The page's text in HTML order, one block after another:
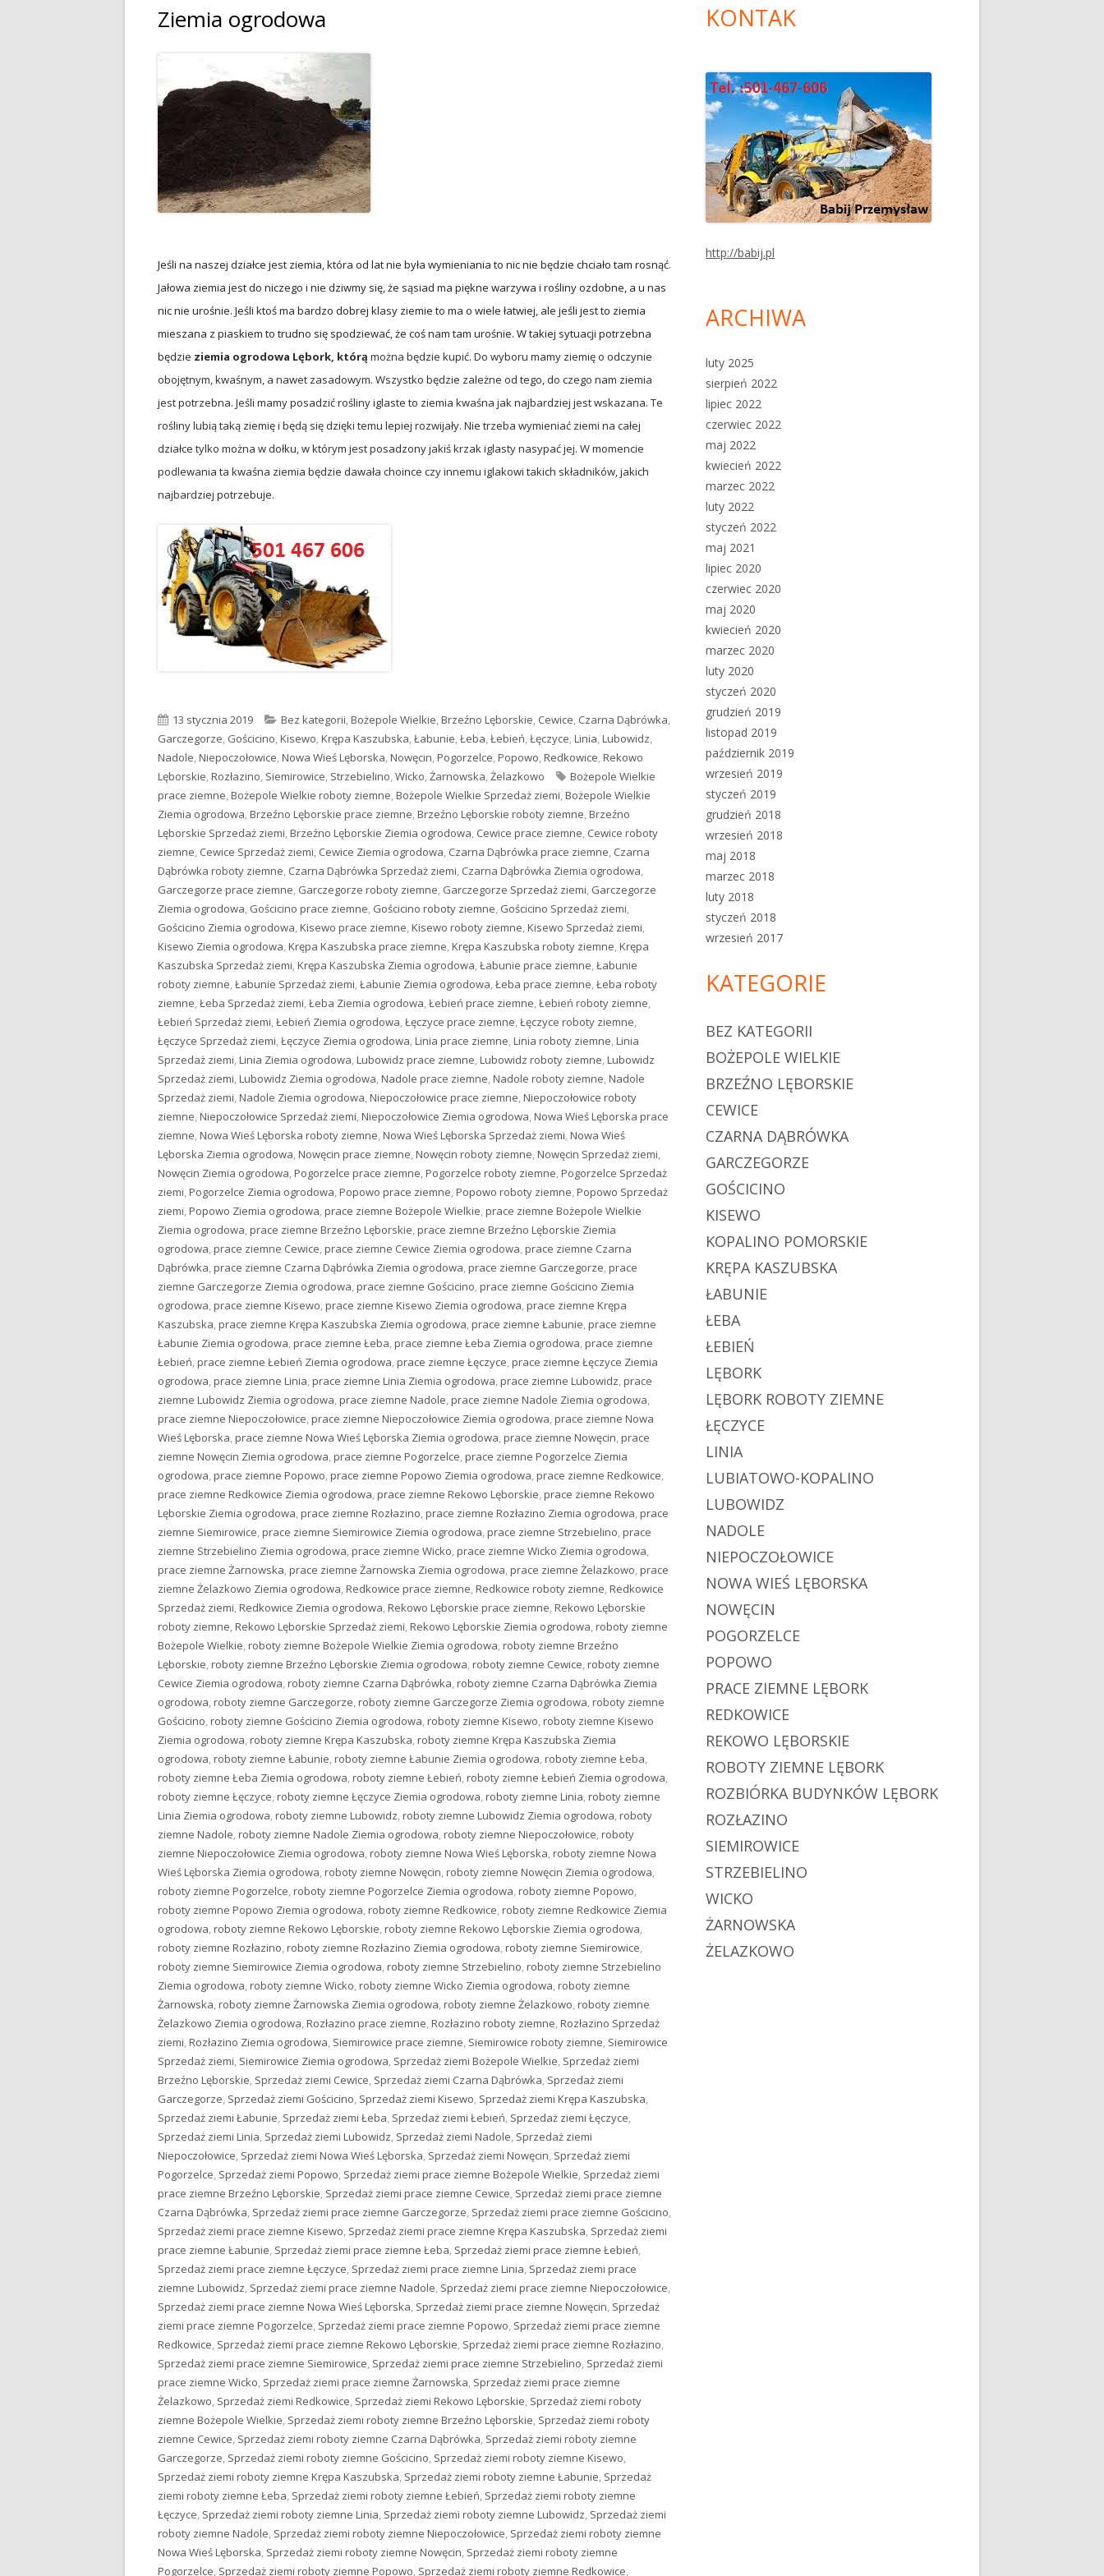
Ziemia ogrodowa
Jeśli na naszej działce jest ziemia, która od lat nie była wymieniania to nic nie będzie chciało tam rosnąć.
Jałowa ziemia jest do niczego i nie dziwmy się, że sąsiad ma piękne warzywa i rośliny ozdobne, a u nas
nic nie urośnie. Jeśli ktoś ma bardzo dobrej klasy ziemie to ma o wiele łatwiej, ale jeśli jest to ziemia
mieszana z piaskiem to trudno się spodziewać, że coś nam tam urośnie. W takiej sytuacji potrzebna
będzie ziemia ogrodowa Lębork, którą można będzie kupić. Do wyboru mamy ziemię o odczynie
obojętnym, kwaśnym, a nawet zasadowym. Wszystko będzie zależne od tego, do czego nam ziemia
jest potrzebna. Jeśli mamy posadzić rośliny iglaste to ziemia kwaśna jak najbardziej jest wskazana. Te
rośliny lubią taką ziemię i będą się dzięki temu lepiej rozwijały. Nie trzeba wymieniać ziemi na całej
działce tylko można w dołku, w którym jest posadzony jakiś krzak iglasty nasypać jej. W momencie
podlewania ta kwaśna ziemia będzie dawała choince czy innemu iglakowi takich składników, jakich
najbardziej potrzebuje.
Opublikowano
13 stycznia 2019 Kategorie
Bez kategorii,Bożepole Wielkie,Brzeźno Lęborskie, Cewice, Czarna Dąbrówka,
Garczegorze, Gościcino,Kisewo,Krępa Kaszubska,Łabunie,Łeba,Łebień,Łęczyce,Linia,Lubowidz,
Nadole,Niepoczołowice,Nowa Wieś Lęborska,Nowęcin,Pogorzelce,Popowo,Redkowice,Rekowo
Lęborskie,Rozłazino, Siemirowice, Strzebielino,Wicko,Żarnowska,Żelazkowo Tagi
Bożepole Wielkie
prace ziemne,Bożepole Wielkie roboty ziemne,Bożepole Wielkie Sprzedaż ziemi,Bożepole Wielkie
Ziemia ogrodowa,Brzeźno Lęborskie prace ziemne,Brzeźno Lęborskie roboty ziemne,Brzeźno
Lęborskie Sprzedaż ziemi,Brzeźno Lęborskie Ziemia ogrodowa, Cewice prace ziemne, Cewice roboty
ziemne, Cewice Sprzedaż ziemi, Cewice Ziemia ogrodowa, Czarna Dąbrówka prace ziemne, Czarna
Dąbrówka roboty ziemne, Czarna Dąbrówka Sprzedaż ziemi, Czarna Dąbrówka Ziemia ogrodowa,
Garczegorze prace ziemne, Garczegorze roboty ziemne, Garczegorze Sprzedaż ziemi, Garczegorze
Ziemia ogrodowa, Gościcino prace ziemne, Gościcino roboty ziemne, Gościcino Sprzedaż ziemi,
Gościcino Ziemia ogrodowa,Kisewo prace ziemne,Kisewo roboty ziemne,Kisewo Sprzedaż ziemi,
Kisewo Ziemia ogrodowa,Krępa Kaszubska prace ziemne,Krępa Kaszubska roboty ziemne,Krępa
Kaszubska Sprzedaż ziemi,Krępa Kaszubska Ziemia ogrodowa,Łabunie prace ziemne,Łabunie
roboty ziemne,Łabunie Sprzedaż ziemi,Łabunie Ziemia ogrodowa,Łeba prace ziemne,Łeba roboty
ziemne,Łeba Sprzedaż ziemi,Łeba Ziemia ogrodowa,Łebień prace ziemne,Łebień roboty ziemne,
Łebień Sprzedaż ziemi,Łebień Ziemia ogrodowa,Łęczyce prace ziemne,Łęczyce roboty ziemne,
Łęczyce Sprzedaż ziemi,Łęczyce Ziemia ogrodowa,Linia prace ziemne,Linia roboty ziemne,Linia
Sprzedaż ziemi,Linia Ziemia ogrodowa,Lubowidz prace ziemne,Lubowidz roboty ziemne,Lubowidz
Sprzedaż ziemi,Lubowidz Ziemia ogrodowa,Nadole prace ziemne,Nadole roboty ziemne,Nadole
Sprzedaż ziemi,Nadole Ziemia ogrodowa,Niepoczołowice prace ziemne,Niepoczołowice roboty
ziemne,Niepoczołowice Sprzedaż ziemi,Niepoczołowice Ziemia ogrodowa,Nowa Wieś Lęborska prace
ziemne,Nowa Wieś Lęborska roboty ziemne,Nowa Wieś Lęborska Sprzedaż ziemi,Nowa Wieś
Lęborska Ziemia ogrodowa,Nowęcin prace ziemne,Nowęcin roboty ziemne,Nowęcin Sprzedaż ziemi,
Nowęcin Ziemia ogrodowa,Pogorzelce prace ziemne,Pogorzelce roboty ziemne,Pogorzelce Sprzedaż
ziemi,Pogorzelce Ziemia ogrodowa,Popowo prace ziemne,Popowo roboty ziemne,Popowo Sprzedaż
ziemi,Popowo Ziemia ogrodowa,prace ziemne Bożepole Wielkie,prace ziemne Bożepole Wielkie
Ziemia ogrodowa,prace ziemne Brzeźno Lęborskie,prace ziemne Brzeźno Lęborskie Ziemia
ogrodowa,prace ziemne Cewice,prace ziemne Cewice Ziemia ogrodowa,prace ziemne Czarna
Dąbrówka,prace ziemne Czarna Dąbrówka Ziemia ogrodowa,prace ziemne Garczegorze,prace
ziemne Garczegorze Ziemia ogrodowa,prace ziemne Gościcino,prace ziemne Gościcino Ziemia
ogrodowa,prace ziemne Kisewo,prace ziemne Kisewo Ziemia ogrodowa,prace ziemne Krępa
Kaszubska,prace ziemne Krępa Kaszubska Ziemia ogrodowa,prace ziemne Łabunie,prace ziemne
Łabunie Ziemia ogrodowa,prace ziemne Łeba,prace ziemne Łeba Ziemia ogrodowa,prace ziemne
Łebień,prace ziemne Łebień Ziemia ogrodowa,prace ziemne Łęczyce,prace ziemne Łęczyce Ziemia
ogrodowa,prace ziemne Linia,prace ziemne Linia Ziemia ogrodowa,prace ziemne Lubowidz,prace
ziemne Lubowidz Ziemia ogrodowa,prace ziemne Nadole,prace ziemne Nadole Ziemia ogrodowa,
prace ziemne Niepoczołowice,prace ziemne Niepoczołowice Ziemia ogrodowa,prace ziemne Nowa
Wieś Lęborska,prace ziemne Nowa Wieś Lęborska Ziemia ogrodowa,prace ziemne Nowęcin,prace
ziemne Nowęcin Ziemia ogrodowa,prace ziemne Pogorzelce,prace ziemne Pogorzelce Ziemia
ogrodowa,prace ziemne Popowo,prace ziemne Popowo Ziemia ogrodowa,prace ziemne Redkowice,
prace ziemne Redkowice Ziemia ogrodowa,prace ziemne Rekowo Lęborskie,prace ziemne Rekowo
Lęborskie Ziemia ogrodowa,prace ziemne Rozłazino,prace ziemne Rozłazino Ziemia ogrodowa,prace
ziemne Siemirowice,prace ziemne Siemirowice Ziemia ogrodowa,prace ziemne Strzebielino,prace
ziemne Strzebielino Ziemia ogrodowa,prace ziemne Wicko,prace ziemne Wicko Ziemia ogrodowa,
prace ziemne Żarnowska,prace ziemne Żarnowska Ziemia ogrodowa,prace ziemne Żelazkowo,prace
ziemne Żelazkowo Ziemia ogrodowa,Redkowice prace ziemne,Redkowice roboty ziemne,Redkowice
Sprzedaż ziemi,Redkowice Ziemia ogrodowa,Rekowo Lęborskie prace ziemne,Rekowo Lęborskie
roboty ziemne,Rekowo Lęborskie Sprzedaż ziemi,Rekowo Lęborskie Ziemia ogrodowa,roboty ziemne
Bożepole Wielkie,roboty ziemne Bożepole Wielkie Ziemia ogrodowa,roboty ziemne Brzeźno
Lęborskie,roboty ziemne Brzeźno Lęborskie Ziemia ogrodowa,roboty ziemne Cewice,roboty ziemne
Cewice Ziemia ogrodowa,roboty ziemne Czarna Dąbrówka,roboty ziemne Czarna Dąbrówka Ziemia
ogrodowa,roboty ziemne Garczegorze,roboty ziemne Garczegorze Ziemia ogrodowa,roboty ziemne
Gościcino,roboty ziemne Gościcino Ziemia ogrodowa,roboty ziemne Kisewo,roboty ziemne Kisewo
Ziemia ogrodowa,roboty ziemne Krępa Kaszubska,roboty ziemne Krępa Kaszubska Ziemia
ogrodowa,roboty ziemne Łabunie,roboty ziemne Łabunie Ziemia ogrodowa,roboty ziemne Łeba,
roboty ziemne Łeba Ziemia ogrodowa,roboty ziemne Łebień,roboty ziemne Łebień Ziemia ogrodowa,
roboty ziemne Łęczyce,roboty ziemne Łęczyce Ziemia ogrodowa,roboty ziemne Linia,roboty ziemne
Linia Ziemia ogrodowa,roboty ziemne Lubowidz,roboty ziemne Lubowidz Ziemia ogrodowa,roboty
ziemne Nadole,roboty ziemne Nadole Ziemia ogrodowa,roboty ziemne Niepoczołowice,roboty
ziemne Niepoczołowice Ziemia ogrodowa,roboty ziemne Nowa Wieś Lęborska,roboty ziemne Nowa
Wieś Lęborska Ziemia ogrodowa,roboty ziemne Nowęcin,roboty ziemne Nowęcin Ziemia ogrodowa,
roboty ziemne Pogorzelce,roboty ziemne Pogorzelce Ziemia ogrodowa,roboty ziemne Popowo,
roboty ziemne Popowo Ziemia ogrodowa,roboty ziemne Redkowice,roboty ziemne Redkowice Ziemia
ogrodowa,roboty ziemne Rekowo Lęborskie,roboty ziemne Rekowo Lęborskie Ziemia ogrodowa,
roboty ziemne Rozłazino,roboty ziemne Rozłazino Ziemia ogrodowa,roboty ziemne Siemirowice,
roboty ziemne Siemirowice Ziemia ogrodowa,roboty ziemne Strzebielino,roboty ziemne Strzebielino
Ziemia ogrodowa,roboty ziemne Wicko,roboty ziemne Wicko Ziemia ogrodowa,roboty ziemne
Żarnowska,roboty ziemne Żarnowska Ziemia ogrodowa,roboty ziemne Żelazkowo,roboty ziemne
Żelazkowo Ziemia ogrodowa,Rozłazino prace ziemne,Rozłazino roboty ziemne,Rozłazino Sprzedaż
ziemi,Rozłazino Ziemia ogrodowa, Siemirowice prace ziemne, Siemirowice roboty ziemne, Siemirowice
Sprzedaż ziemi, Siemirowice Ziemia ogrodowa, Sprzedaż ziemi Bożepole Wielkie, Sprzedaż ziemi
Brzeźno Lęborskie, Sprzedaż ziemi Cewice, Sprzedaż ziemi Czarna Dąbrówka, Sprzedaż ziemi
Garczegorze, Sprzedaż ziemi Gościcino, Sprzedaż ziemi Kisewo, Sprzedaż ziemi Krępa Kaszubska,
Sprzedaż ziemi Łabunie, Sprzedaż ziemi Łeba, Sprzedaż ziemi Łebień, Sprzedaż ziemi Łęczyce,
Sprzedaż ziemi Linia, Sprzedaż ziemi Lubowidz, Sprzedaż ziemi Nadole, Sprzedaż ziemi
Niepoczołowice, Sprzedaż ziemi Nowa Wieś Lęborska, Sprzedaż ziemi Nowęcin, Sprzedaż ziemi
Pogorzelce, Sprzedaż ziemi Popowo, Sprzedaż ziemi prace ziemne Bożepole Wielkie, Sprzedaż ziemi
prace ziemne Brzeźno Lęborskie, Sprzedaż ziemi prace ziemne Cewice, Sprzedaż ziemi prace ziemne
Czarna Dąbrówka, Sprzedaż ziemi prace ziemne Garczegorze, Sprzedaż ziemi prace ziemne Gościcino,
Sprzedaż ziemi prace ziemne Kisewo, Sprzedaż ziemi prace ziemne Krępa Kaszubska, Sprzedaż ziemi
prace ziemne Łabunie, Sprzedaż ziemi prace ziemne Łeba, Sprzedaż ziemi prace ziemne Łebień,
Sprzedaż ziemi prace ziemne Łęczyce, Sprzedaż ziemi prace ziemne Linia, Sprzedaż ziemi prace
ziemne Lubowidz, Sprzedaż ziemi prace ziemne Nadole, Sprzedaż ziemi prace ziemne Niepoczołowice,
Sprzedaż ziemi prace ziemne Nowa Wieś Lęborska, Sprzedaż ziemi prace ziemne Nowęcin, Sprzedaż
ziemi prace ziemne Pogorzelce, Sprzedaż ziemi prace ziemne Popowo, Sprzedaż ziemi prace ziemne
Redkowice, Sprzedaż ziemi prace ziemne Rekowo Lęborskie, Sprzedaż ziemi prace ziemne Rozłazino,
Sprzedaż ziemi prace ziemne Siemirowice, Sprzedaż ziemi prace ziemne Strzebielino, Sprzedaż ziemi
prace ziemne Wicko, Sprzedaż ziemi prace ziemne Żarnowska, Sprzedaż ziemi prace ziemne
Żelazkowo, Sprzedaż ziemi Redkowice, Sprzedaż ziemi Rekowo Lęborskie, Sprzedaż ziemi roboty
ziemne Bożepole Wielkie, Sprzedaż ziemi roboty ziemne Brzeźno Lęborskie, Sprzedaż ziemi roboty
ziemne Cewice, Sprzedaż ziemi roboty ziemne Czarna Dąbrówka, Sprzedaż ziemi roboty ziemne
Garczegorze, Sprzedaż ziemi roboty ziemne Gościcino, Sprzedaż ziemi roboty ziemne Kisewo,
Sprzedaż ziemi roboty ziemne Krępa Kaszubska, Sprzedaż ziemi roboty ziemne Łabunie, Sprzedaż
ziemi roboty ziemne Łeba, Sprzedaż ziemi roboty ziemne Łebień, Sprzedaż ziemi roboty ziemne
Łęczyce, Sprzedaż ziemi roboty ziemne Linia, Sprzedaż ziemi roboty ziemne Lubowidz, Sprzedaż ziemi
roboty ziemne Nadole, Sprzedaż ziemi roboty ziemne Niepoczołowice, Sprzedaż ziemi roboty ziemne
Nowa Wieś Lęborska, Sprzedaż ziemi roboty ziemne Nowęcin, Sprzedaż ziemi roboty ziemne
Pogorzelce, Sprzedaż ziemi roboty ziemne Popowo, Sprzedaż ziemi roboty ziemne Redkowice,
KONTAK
http://babij.pl
ARCHIWA
luty 2025
sierpień 2022
lipiec 2022
czerwiec 2022
maj 2022
kwiecień 2022
marzec 2022
luty 2022
styczeń 2022
maj 2021
lipiec 2020
czerwiec 2020
maj 2020
kwiecień 2020
marzec 2020
luty 2020
styczeń 2020
grudzień 2019
listopad 2019
październik 2019
wrzesień 2019
styczeń 2019
grudzień 2018
wrzesień 2018
maj 2018
marzec 2018
luty 2018
styczeń 2018
wrzesień 2017
KATEGORIE
BEZ KATEGORII
BOŻEPOLE WIELKIE
BRZEŹNO LĘBORSKIE
CEWICE
CZARNA DĄBRÓWKA
GARCZEGORZE
GOŚCICINO
KISEWO
KOPALINO POMORSKIE
KRĘPA KASZUBSKA
ŁABUNIE
ŁEBA
ŁEBIEŃ
LĘBORK
LĘBORK ROBOTY ZIEMNE
ŁĘCZYCE
LINIA
LUBIATOWO-KOPALINO
LUBOWIDZ
NADOLE
NIEPOCZOŁOWICE
NOWA WIEŚ LĘBORSKA
NOWĘCIN
POGORZELCE
POPOWO
PRACE ZIEMNE LĘBORK
REDKOWICE
REKOWO LĘBORSKIE
ROBOTY ZIEMNE LĘBORK
ROZBIÓRKA BUDYNKÓW LĘBORK
ROZŁAZINO
SIEMIROWICE
STRZEBIELINO
WICKO
ŻARNOWSKA
ŻELAZKOWO